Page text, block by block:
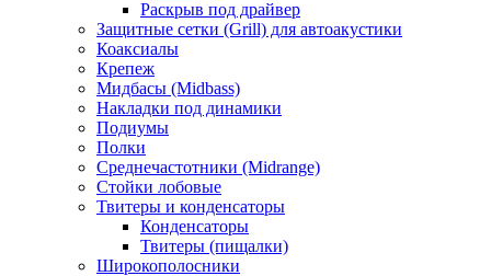
Раскрыв под драйвер
Защитные сетки (Grill) для автоакустики
Коаксиалы
Крепеж
Мидбасы (Midbass)
Накладки под динамики
Подиумы
Полки
Среднечастотники (Midrange)
Стойки лобовые
Твитеры и конденсаторы
Конденсаторы
Твитеры (пищалки)
Широкополосники